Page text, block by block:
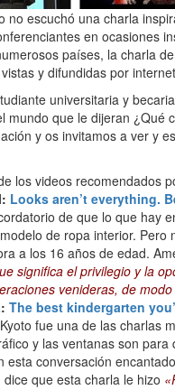
no escuchó una charla
en ocasiones
países, la charla
y difundidas por
universitaria y
mundo que le dijeran
y os invitamos a ver y
los videos recomendados
Looks aren’t everything.
de que lo que hay
de ropa interior.
a los 16 años de edad.
significa el privilegio y la
venideras, de
The best kindergarten
fue una de las charlas
y las ventanas son
esta conversación
que esta charla le hizo